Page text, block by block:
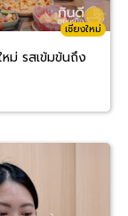
เชียงใหม่
ม่ รสเข้มข้นถึง